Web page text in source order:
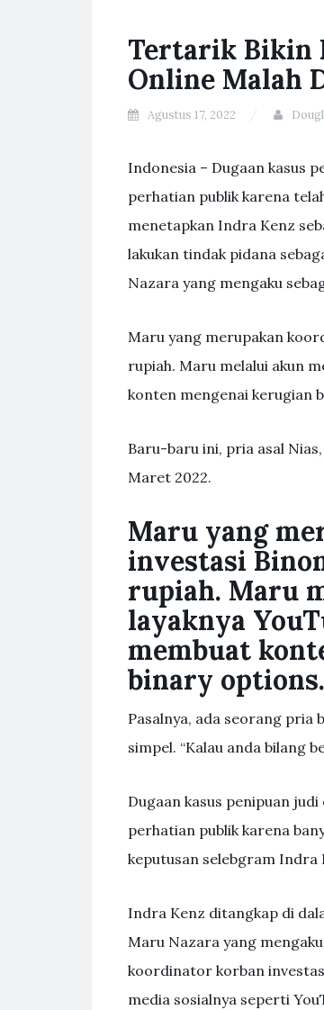
Tertarik Bikin
Online Malah
Agustus 17, 2022
Indonesia – Dugaan kasus
perhatian publik karena
menetapkan Indra Kenz
lakukan tindak pidana
Nazara yang mengaku
Maru yang merupakan
rupiah. Maru melalui akun
konten mengenai kerugian
Baru-baru ini, pria asal
Maret 2022.
Maru yang
investasi
rupiah. Maru
layaknya
membuat
binary options.
Pasalnya, ada seorang pria
simpel. “Kalau anda bilang
Dugaan kasus penipuan
perhatian publik karena
keputusan selebgram Indra
Indra Kenz ditangkap di
Maru Nazara yang
koordinator korban
media sosialnya seperti